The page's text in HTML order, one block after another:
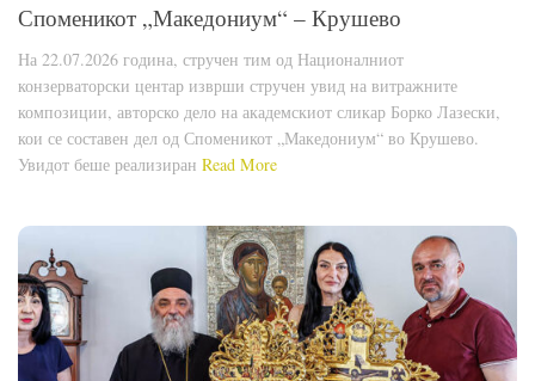
Споменикот „Македониум“ – Крушево
На 22.07.2026 година, стручен тим од Националниот
конзерваторски центар изврши стручен увид на витражните
композиции, авторско дело на академскиот сликар Борко Лазески,
кои се составен дел од Споменикот „Македониум“ во Крушево.
Увидот беше реализиран Read More